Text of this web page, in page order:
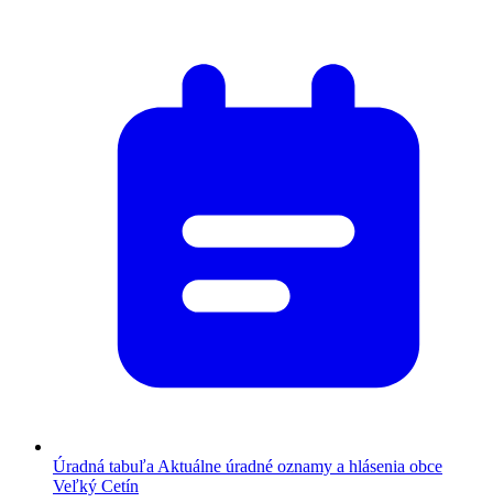
Úradná tabuľa Aktuálne úradné oznamy a hlásenia obce
Veľký Cetín